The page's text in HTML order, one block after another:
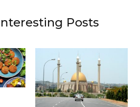
Posts